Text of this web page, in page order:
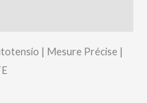
| Mesure Précise |